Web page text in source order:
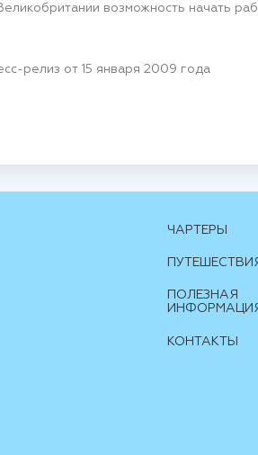
возможность начать
релиз от 15 января 2009 года
ЧАРТЕРЫ
ПОЛЕЗНАЯ
КОНТАКТЫ